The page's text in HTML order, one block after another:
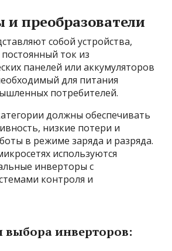
преобразователи
собой устройства,
ток из
панелей или аккумуляторов
для питания
потребителей.
должны обеспечивать
низкие потери и
в режиме заряда и разряда.
используются
инверторы с
контроля и
выбора инверторов: